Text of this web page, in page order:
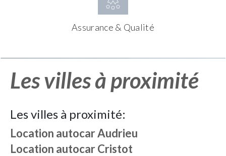
Assurance & Qualité
Les villes à proximité
Les villes à proximité:
Location autocarAudrieu
Location autocarCristot